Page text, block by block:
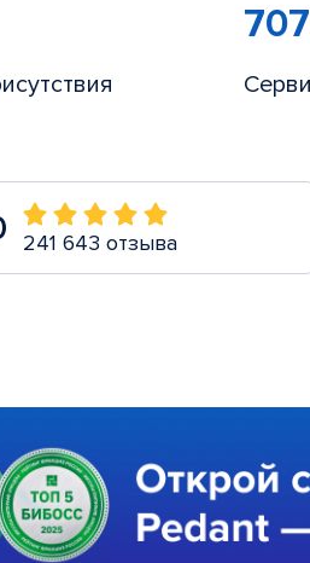
707
241 643 отзыва